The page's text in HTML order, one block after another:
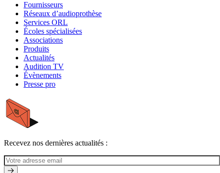
Fournisseurs
Réseaux d’audioprothèse
Services ORL
Écoles spécialisées
Associations
Produits
Actualités
Audition TV
Évènements
Presse pro
Recevez nos dernières actualités :